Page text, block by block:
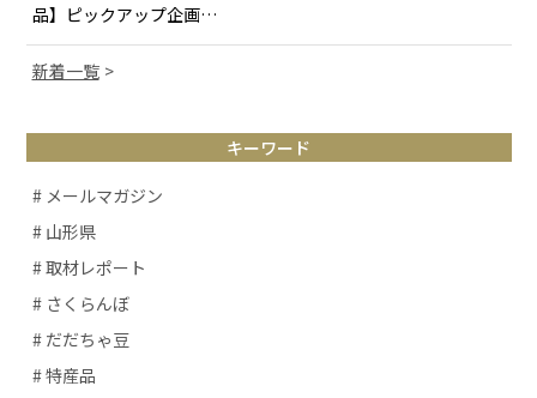
品】ピックアップ企画…
新着一覧
キーワード
# メールマガジン
# 山形県
# 取材レポート
# さくらんぼ
# だだちゃ豆
# 特産品